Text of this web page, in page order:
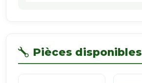
Pièces disponibles